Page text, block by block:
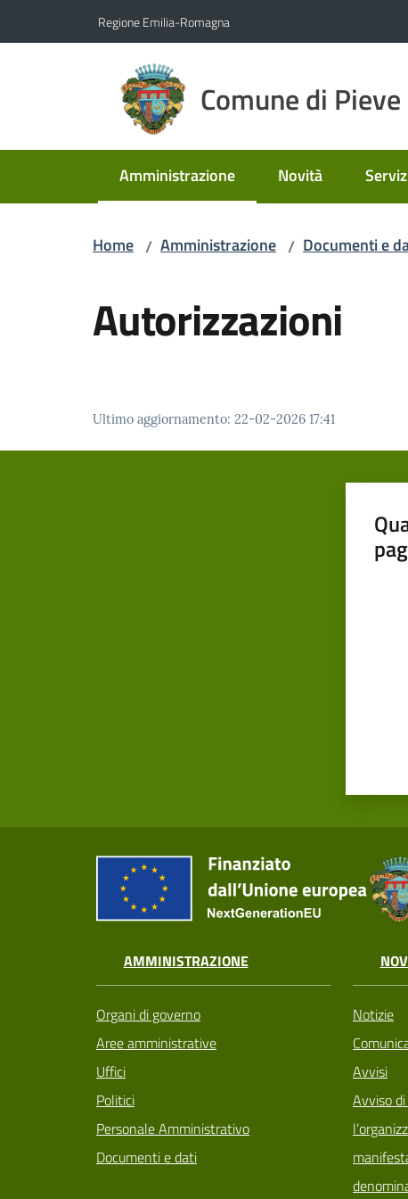
Regione Emilia-Romagna
Comune di
Amministrazione
Menu selezionato Novità
Home / Amministrazione / Documenti e
Autorizzazioni
Ultimo aggiornamento: 22-02-2026 17:41
AMMINISTRAZIONE
Organi di governo
Aree amministrative
Uffici
Politici
Personale Amministrativo
Documenti e dati
Notizie
Avvisi
Avviso